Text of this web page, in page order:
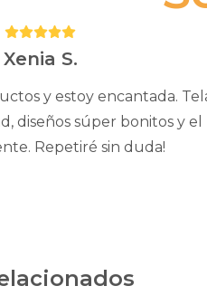
Puntuación:
5
Xenia S.
y estoy encantada.
diseños súper bonitos y el
Repetiré sin duda!